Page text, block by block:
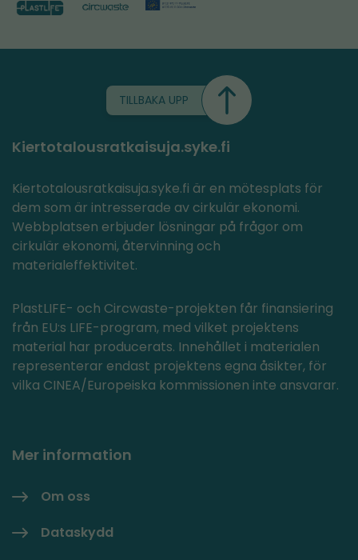
TILLBAKA UPP
Kiertotalousratkaisuja.syke.fi
Kiertotalousratkaisuja.syke.fi är en mötesplats för
dem som är intresserade av cirkulär ekonomi.
Webbplatsen erbjuder lösningar på frågor om
cirkulär ekonomi, återvinning och
materialeffektivitet.
PlastLIFE- och Circwaste-projekten får finansiering
från EU:s LIFE-program, med vilket projektens
material har producerats. Innehållet i materialen
representerar endast projektens egna åsikter, för
vilka CINEA/Europeiska kommissionen inte ansvarar.
Mer information
Om oss
Dataskydd